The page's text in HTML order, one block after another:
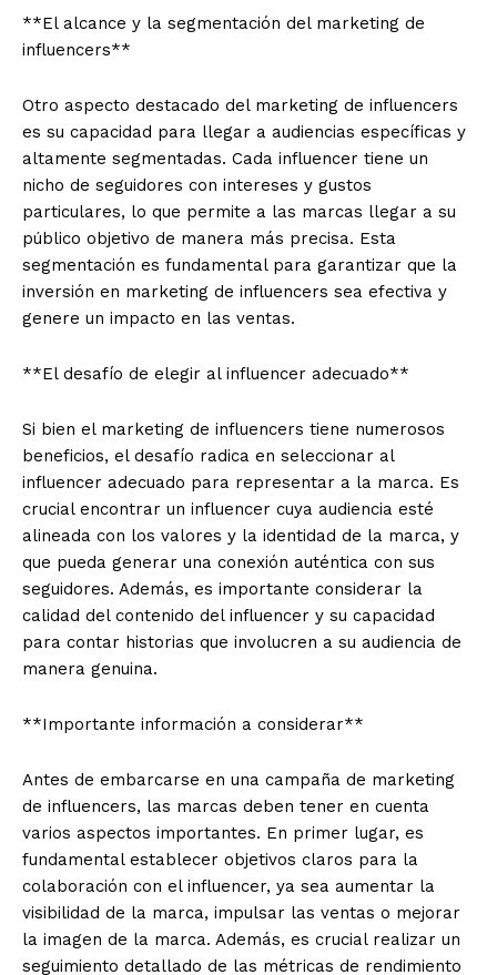
**El alcance y la segmentación del marketing de
influencers**
Otro aspecto destacado del marketing de influencers
es su capacidad para llegar a audiencias específicas y
altamente segmentadas. Cada influencer tiene un
nicho de seguidores con intereses y gustos
particulares, lo que permite a las marcas llegar a su
público objetivo de manera más precisa. Esta
segmentación es fundamental para garantizar que la
inversión en marketing de influencers sea efectiva y
genere un impacto en las ventas.
**El desafío de elegir al influencer adecuado**
Si bien el marketing de influencers tiene numerosos
beneficios, el desafío radica en seleccionar al
influencer adecuado para representar a la marca. Es
crucial encontrar un influencer cuya audiencia esté
alineada con los valores y la identidad de la marca, y
que pueda generar una conexión auténtica con sus
seguidores. Además, es importante considerar la
calidad del contenido del influencer y su capacidad
para contar historias que involucren a su audiencia de
manera genuina.
**Importante información a considerar**
Antes de embarcarse en una campaña de marketing
de influencers, las marcas deben tener en cuenta
varios aspectos importantes. En primer lugar, es
fundamental establecer objetivos claros para la
colaboración con el influencer, ya sea aumentar la
visibilidad de la marca, impulsar las ventas o mejorar
la imagen de la marca. Además, es crucial realizar un
seguimiento detallado de las métricas de rendimiento